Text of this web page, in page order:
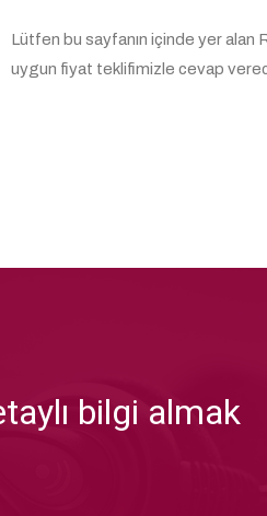
Lütfen bu sayfanın içinde yer alan
uygun fiyat teklifimizle cevap
bilgi almak